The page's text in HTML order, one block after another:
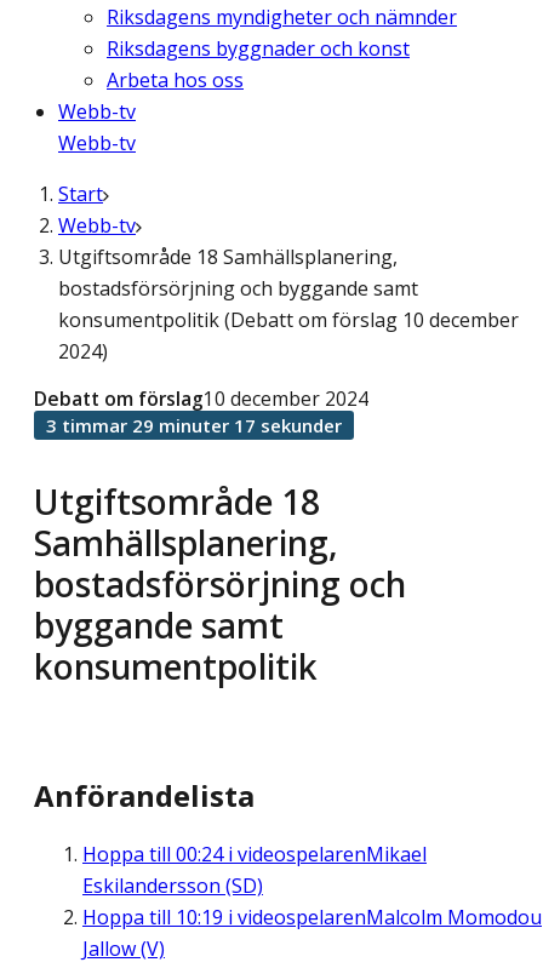
Riksdagens myndigheter och nämnder
Riksdagens byggnader och konst
Arbeta hos oss
Webb-tv
Webb-tv
Start
Webb-tv
Utgiftsområde 18 Samhällsplanering,
bostadsförsörjning och byggande samt
konsumentpolitik (Debatt om förslag 10 december
2024)
Utgiftsområde 18
Samhällsplanering,
bostadsförsörjning och
byggande samt
konsumentpolitik
Debatt om förslag10 december 2024
3 timmar 29 minuter 17 sekunder
Anförandelista
Hoppa till 00:24i videospelarenMikael
Eskilandersson (SD)
Hoppa till 10:19 i videospelarenMalcolm Momodou
Jallow (V)